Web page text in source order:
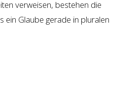
verweisen, bestehen die
ein Glaube gerade in pluralen